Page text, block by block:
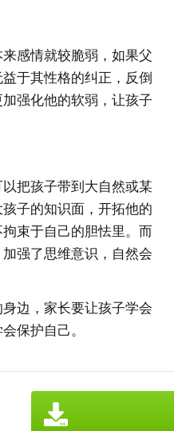
感情就较脆弱，如果父
于其性格的纠正，反倒
强化他的软弱，让孩子
把孩子带到大自然或某
子的知识面，开拓他的
束于自己的胆怯里。而
强了思维意识，自然会
边，家长要让孩子学会
保护自己。